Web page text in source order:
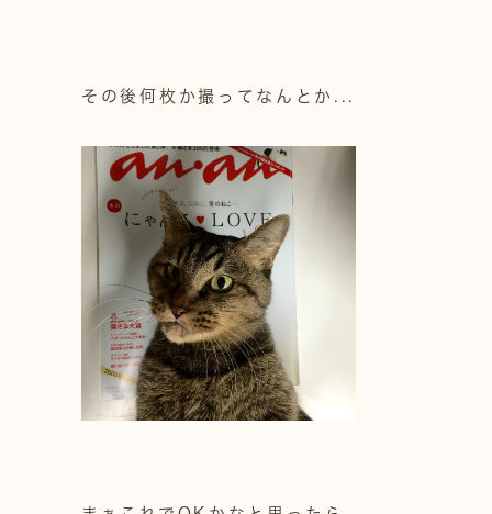
その後何枚か撮ってなんとか...